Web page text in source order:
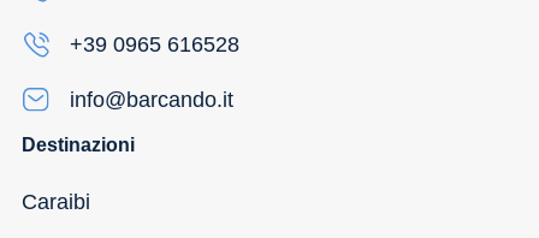
+39 0965 616528
info@barcando.it
Destinazioni
Caraibi